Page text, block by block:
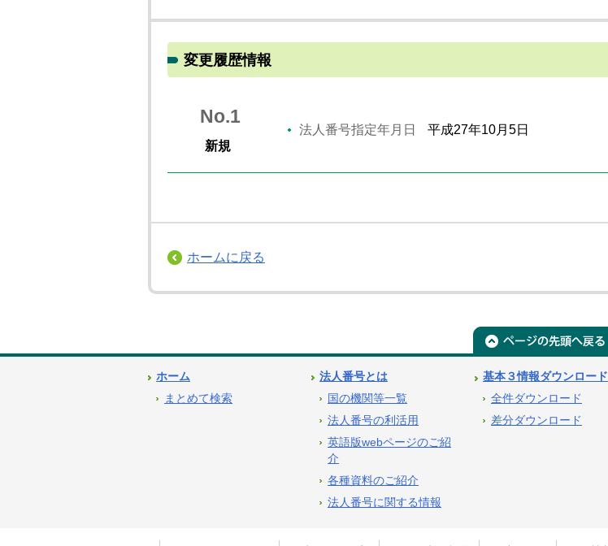
変更履歴情報
No.1
新規
法人番号指定年月日 平成27年10月5日
ホームに戻る
ホーム
まとめて検索
法人番号とは
国の機関等一覧
法人番号の利活用
英語版webページのご紹
介
各種資料のご紹介
法人番号に関する情報
基本３情報ダウンロード
全件ダウンロード
差分ダウンロード